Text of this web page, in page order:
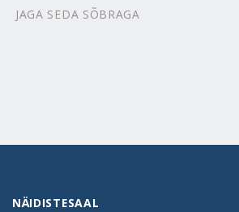
JAGA SEDA SÕBRAGA
NÄIDISTESAAL